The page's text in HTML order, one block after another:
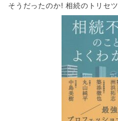
そうだったのか! 相続のトリセツ